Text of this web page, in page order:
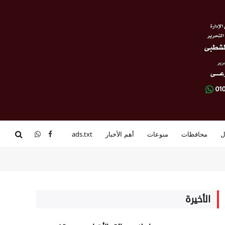
محافظات منوعات أهم الأخبار ads.txt فيسبوكواتساب
الأخيرة